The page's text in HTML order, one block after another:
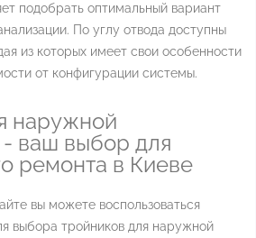
подобрать оптимальный вариант
По углу отвода доступны
из которых имеет свои особенности
от конфигурации системы.
наружной
- ваш выбор для
ремонта в Киеве
вы можете воспользоваться
выбора тройников для наружной